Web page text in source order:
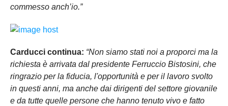
commesso anch’io.”
Carducci continua: “Non siamo stati noi a proporci ma la
richiesta è arrivata dal presidente Ferruccio Bistosini, che
ringrazio per la fiducia, l'opportunità e per il lavoro svolto
in questi anni, ma anche dai dirigenti del settore giovanile
e da tutte quelle persone che hanno tenuto vivo e fatto